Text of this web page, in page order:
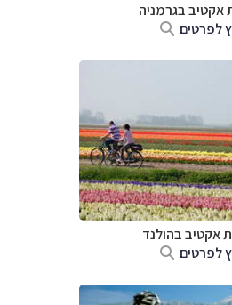
אקטיב בגרמניה
לפרטים
אקטיב בהולנד
לפרטים